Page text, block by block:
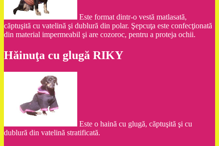
Este format dintr-o vestă matlasată,
căptuşită cu vatelină şi dublură din polar. Şepcuţa este confecţionată
din material impermeabil şi are cozoroc, pentru a proteja ochii.
Hăinuţa cu glugă RIKY
Este o haină cu glugă, căptuşită şi cu
dublură din vatelină stratificată.